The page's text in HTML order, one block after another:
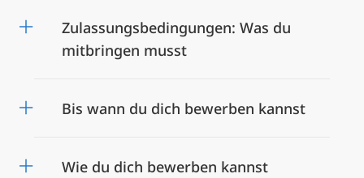
Zulassungsbedingungen: Was du
mitbringen musst
Bis wann du dich bewerben kannst
Wie du dich bewerben kannst